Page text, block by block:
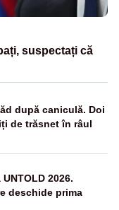
suspectați că
după caniculă. Doi
de trăsnet în râul
2026.
deschide prima